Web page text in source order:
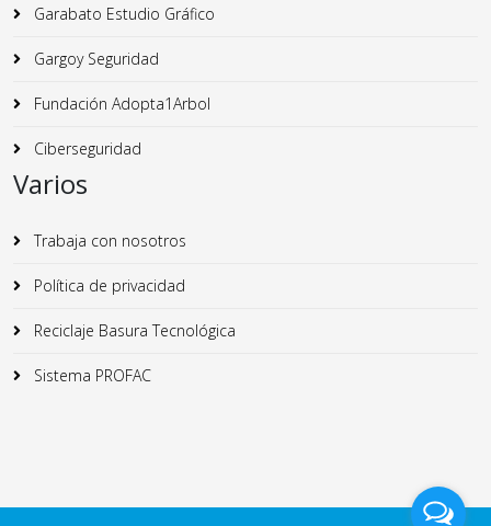
Garabato Estudio Gráfico
Gargoy Seguridad
Fundación Adopta1Arbol
Ciberseguridad
Varios
Trabaja con nosotros
Política de privacidad
Reciclaje Basura Tecnológica
Sistema PROFAC